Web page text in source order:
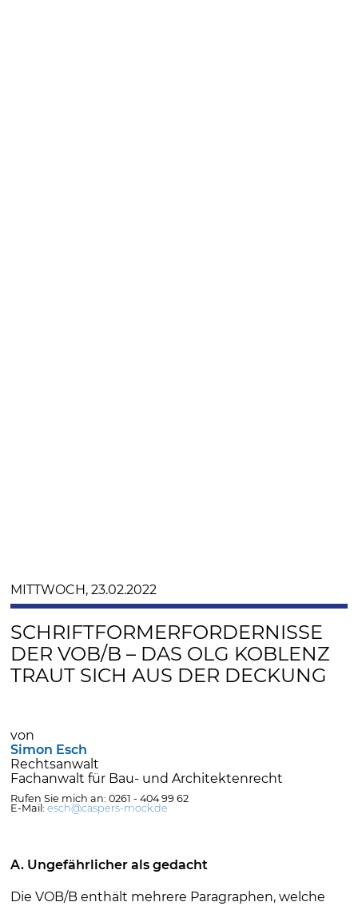
MITTWOCH, 23.02.2022
SCHRIFTFORMERFORDERNISSE
DER VOB/B – DAS OLG KOBLENZ
TRAUT SICH AUS DER DECKUNG
von
Simon Esch
Rechtsanwalt
Fachanwalt für Bau- und Architektenrecht
Rufen Sie mich an: 0261 - 404 99 62
E-Mail:esch@caspers-mock.de
A. Ungefährlicher als gedacht
Die VOB/B enthält mehrere Paragraphen, welche